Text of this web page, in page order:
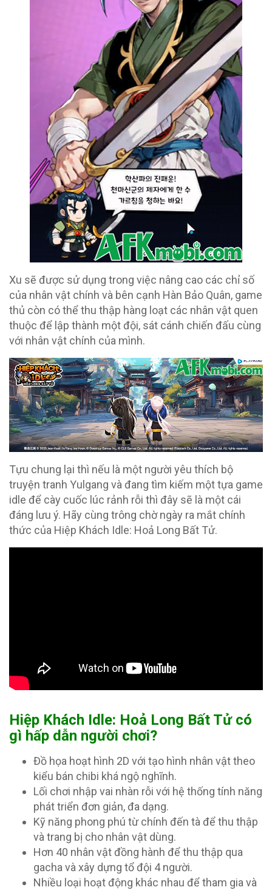
Xu sẽ được sử dụng trong việc nâng cao các chỉ số
của nhân vật chính và bên cạnh Hàn Bảo Quân, game
thủ còn có thể thu thập hàng loạt các nhân vật quen
thuộc để lập thành một đội, sát cánh chiến đấu cùng
với nhân vật chính của mình.
Tựu chung lại thì nếu là một người yêu thích bộ
truyện tranh Yulgang và đang tìm kiếm một tựa game
idle để cày cuốc lúc rảnh rỗi thì đây sẽ là một cái
đáng lưu ý. Hãy cùng trông chờ ngày ra mắt chính
thức của Hiệp Khách Idle: Hoả Long Bất Tử.
Hiệp Khách Idle: Hoả Long Bất Tử có
gì hấp dẫn người chơi?
Đồ họa hoạt hình 2D với tạo hình nhân vật theo
kiểu bán chibi khá ngộ nghĩnh.
Lối chơi nhập vai nhàn rỗi với hệ thống tính năng
phát triển đơn giản, đa dạng.
Kỹ năng phong phú từ chính đến tà để thu thập
và trang bị cho nhân vật dùng.
Hơn 40 nhân vật đồng hành để thu thập qua
gacha và xây dựng tổ đội 4 người.
Nhiều loại hoạt động khác nhau để tham gia và